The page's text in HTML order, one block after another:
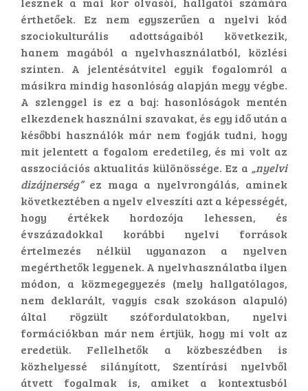
érthetőek. Ez nem egyszerűen a nyelvi kód
szociokulturális adottságaiból következik,
hanem magából a nyelvhasználatból, közlési
szinten. A jelentésátvitel egyik fogalomról a
másikra mindig hasonlóság alapján megy végbe.
A szlenggel is ez a baj: hasonlóságok mentén
elkezdenek használni szavakat, és egy idő után a
későbbi használók már nem fogják tudni, hogy
mit jelentett a fogalom eredetileg, és mi volt az
asszociációs aktualitás különössége. Ez a „nyelvi
dizájnerség”ez maga a nyelvrongálás, aminek
következtében a nyelv elveszíti azt a képességét,
hogy értékek hordozója lehessen, és
évszázadokkal korábbi nyelvi források
értelmezés nélkül ugyanazon a nyelven
megérthetők legyenek. A nyelvhasználatba ilyen
módon, a közmegegyezés (mely hallgatólagos,
nem deklarált, vagyis csak szokáson alapuló)
által rögzült szófordulatokban, nyelvi
formációkban már nem értjük, hogy mi volt az
eredetük. Fellelhetők a közbeszédben is
közhelyessé silányított, Szentírási nyelvből
átvett fogalmak is, amiket a kontextusból